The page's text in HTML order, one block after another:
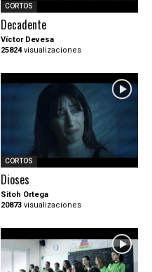
CORTOS
Decadente
Víctor Devesa
25824visualizaciones
CORTOS
Dioses
Sitoh Ortega
20873visualizaciones